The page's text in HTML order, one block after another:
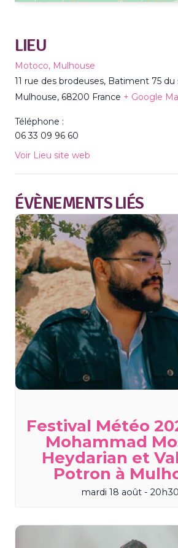
LIEU
Motoco, Mulhouse
11 rue des brodeuses, Batiment 75
Mulhouse, 68200 France + Google
Téléphone :
06 33 09 96 60
Voir Lieu site web
ÉVÈNEMENTS LIÉS
Festival Météo
Mohammad
Heydarian et
Potron à
mardi 18 août - 20h30